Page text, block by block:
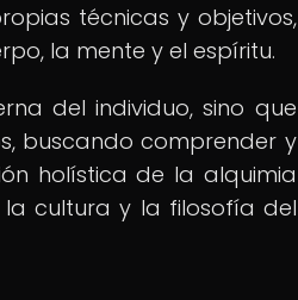
técnicas y objetivos,
la mente y el espíritu.
del individuo, sino que
buscando comprender y
holística de la alquimia
cultura y la filosofía del